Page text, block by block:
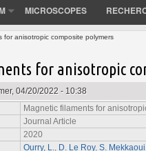
MICROSCOPES
for anisotropic composite polymers
for anisotropic
04/20/2022 - 10:38
Magnetic filaments for
Journal Article
2020
Ourry, L. D. Le Roy, S. Mekkaoui